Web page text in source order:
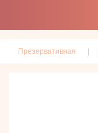
Презервативная